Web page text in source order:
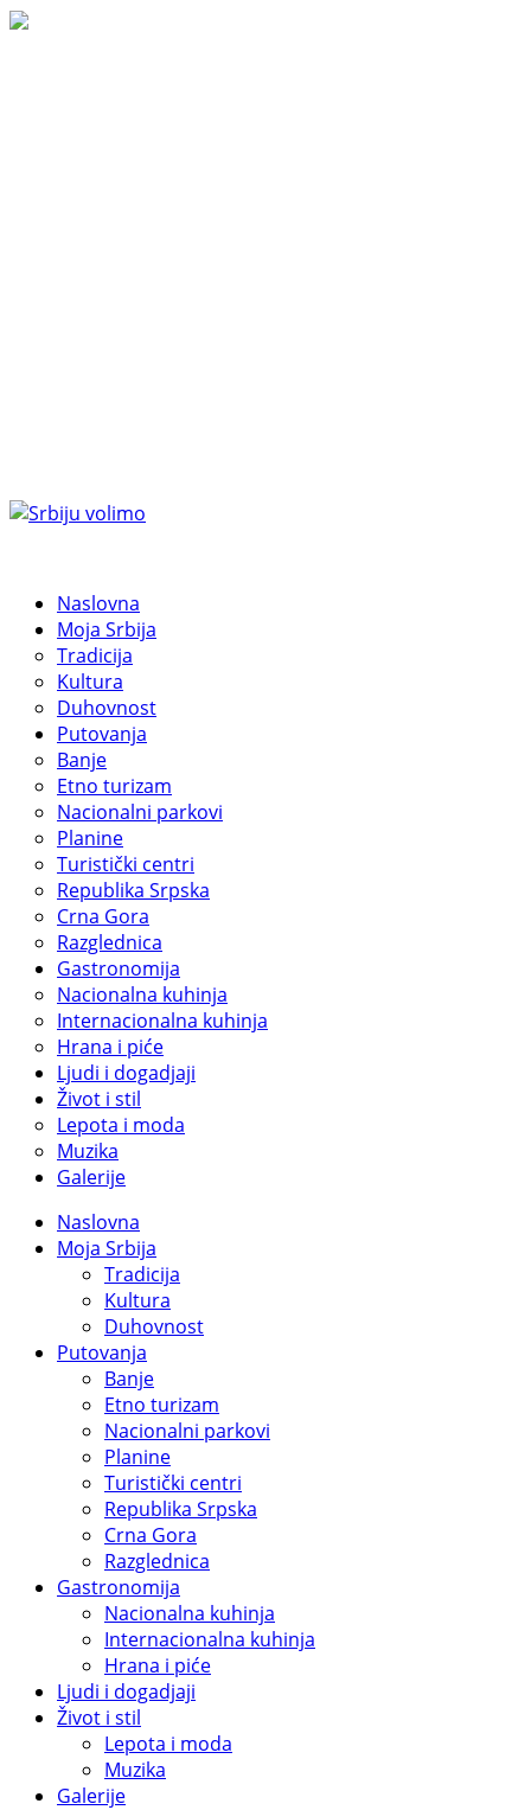
Naslovna
Moja Srbija
Tradicija
Kultura
Duhovnost
Putovanja
Banje
Etno turizam
Nacionalni parkovi
Planine
Turistički centri
Republika Srpska
Crna Gora
Razglednica
Gastronomija
Nacionalna kuhinja
Internacionalna kuhinja
Hrana i piće
Ljudi i dogadjaji
Život i stil
Lepota i moda
Muzika
Galerije
Naslovna
Moja Srbija
Tradicija
Kultura
Duhovnost
Putovanja
Banje
Etno turizam
Nacionalni parkovi
Planine
Turistički centri
Republika Srpska
Crna Gora
Razglednica
Gastronomija
Nacionalna kuhinja
Internacionalna kuhinja
Hrana i piće
Ljudi i dogadjaji
Život i stil
Lepota i moda
Muzika
Galerije